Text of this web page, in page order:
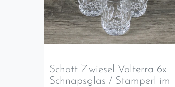
Schott Zwiesel Volterra 6x
Schnapsglas / Stamperl im